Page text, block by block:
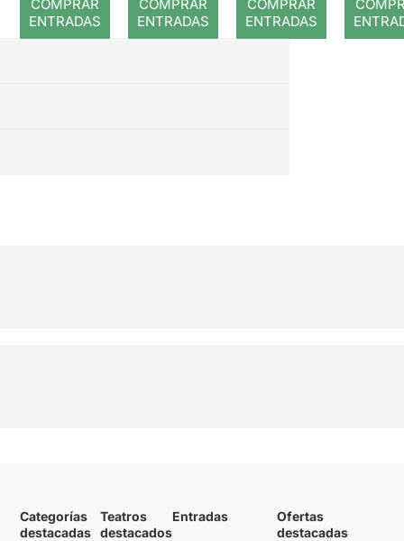
COMPRAR
ENTRADAS
COMPRAR
ENTRADAS
COMPRAR
ENTRADAS
Categorías
destacadas
Teatros
destacados
Entradas
Ofertas
destacadas